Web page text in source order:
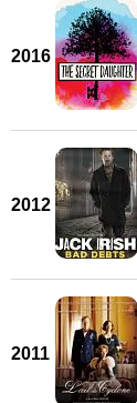
2016
2012
2011